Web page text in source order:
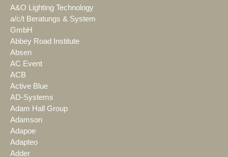
A&O Lighting Technology
a/c/t Beratungs & System
GmbH
Abbey Road Institute
Absen
AC Event
ACB
Active Blue
AD-Systems
Adam Hall Group
Adamson
Adapoe
Adapteo
Adder